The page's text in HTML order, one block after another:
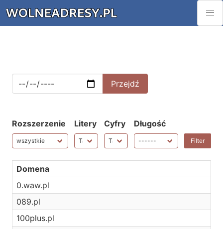
Rozszerzenie Litery Cyfry Długość
Domena
0.waw.pl
089.pl
100plus.pl